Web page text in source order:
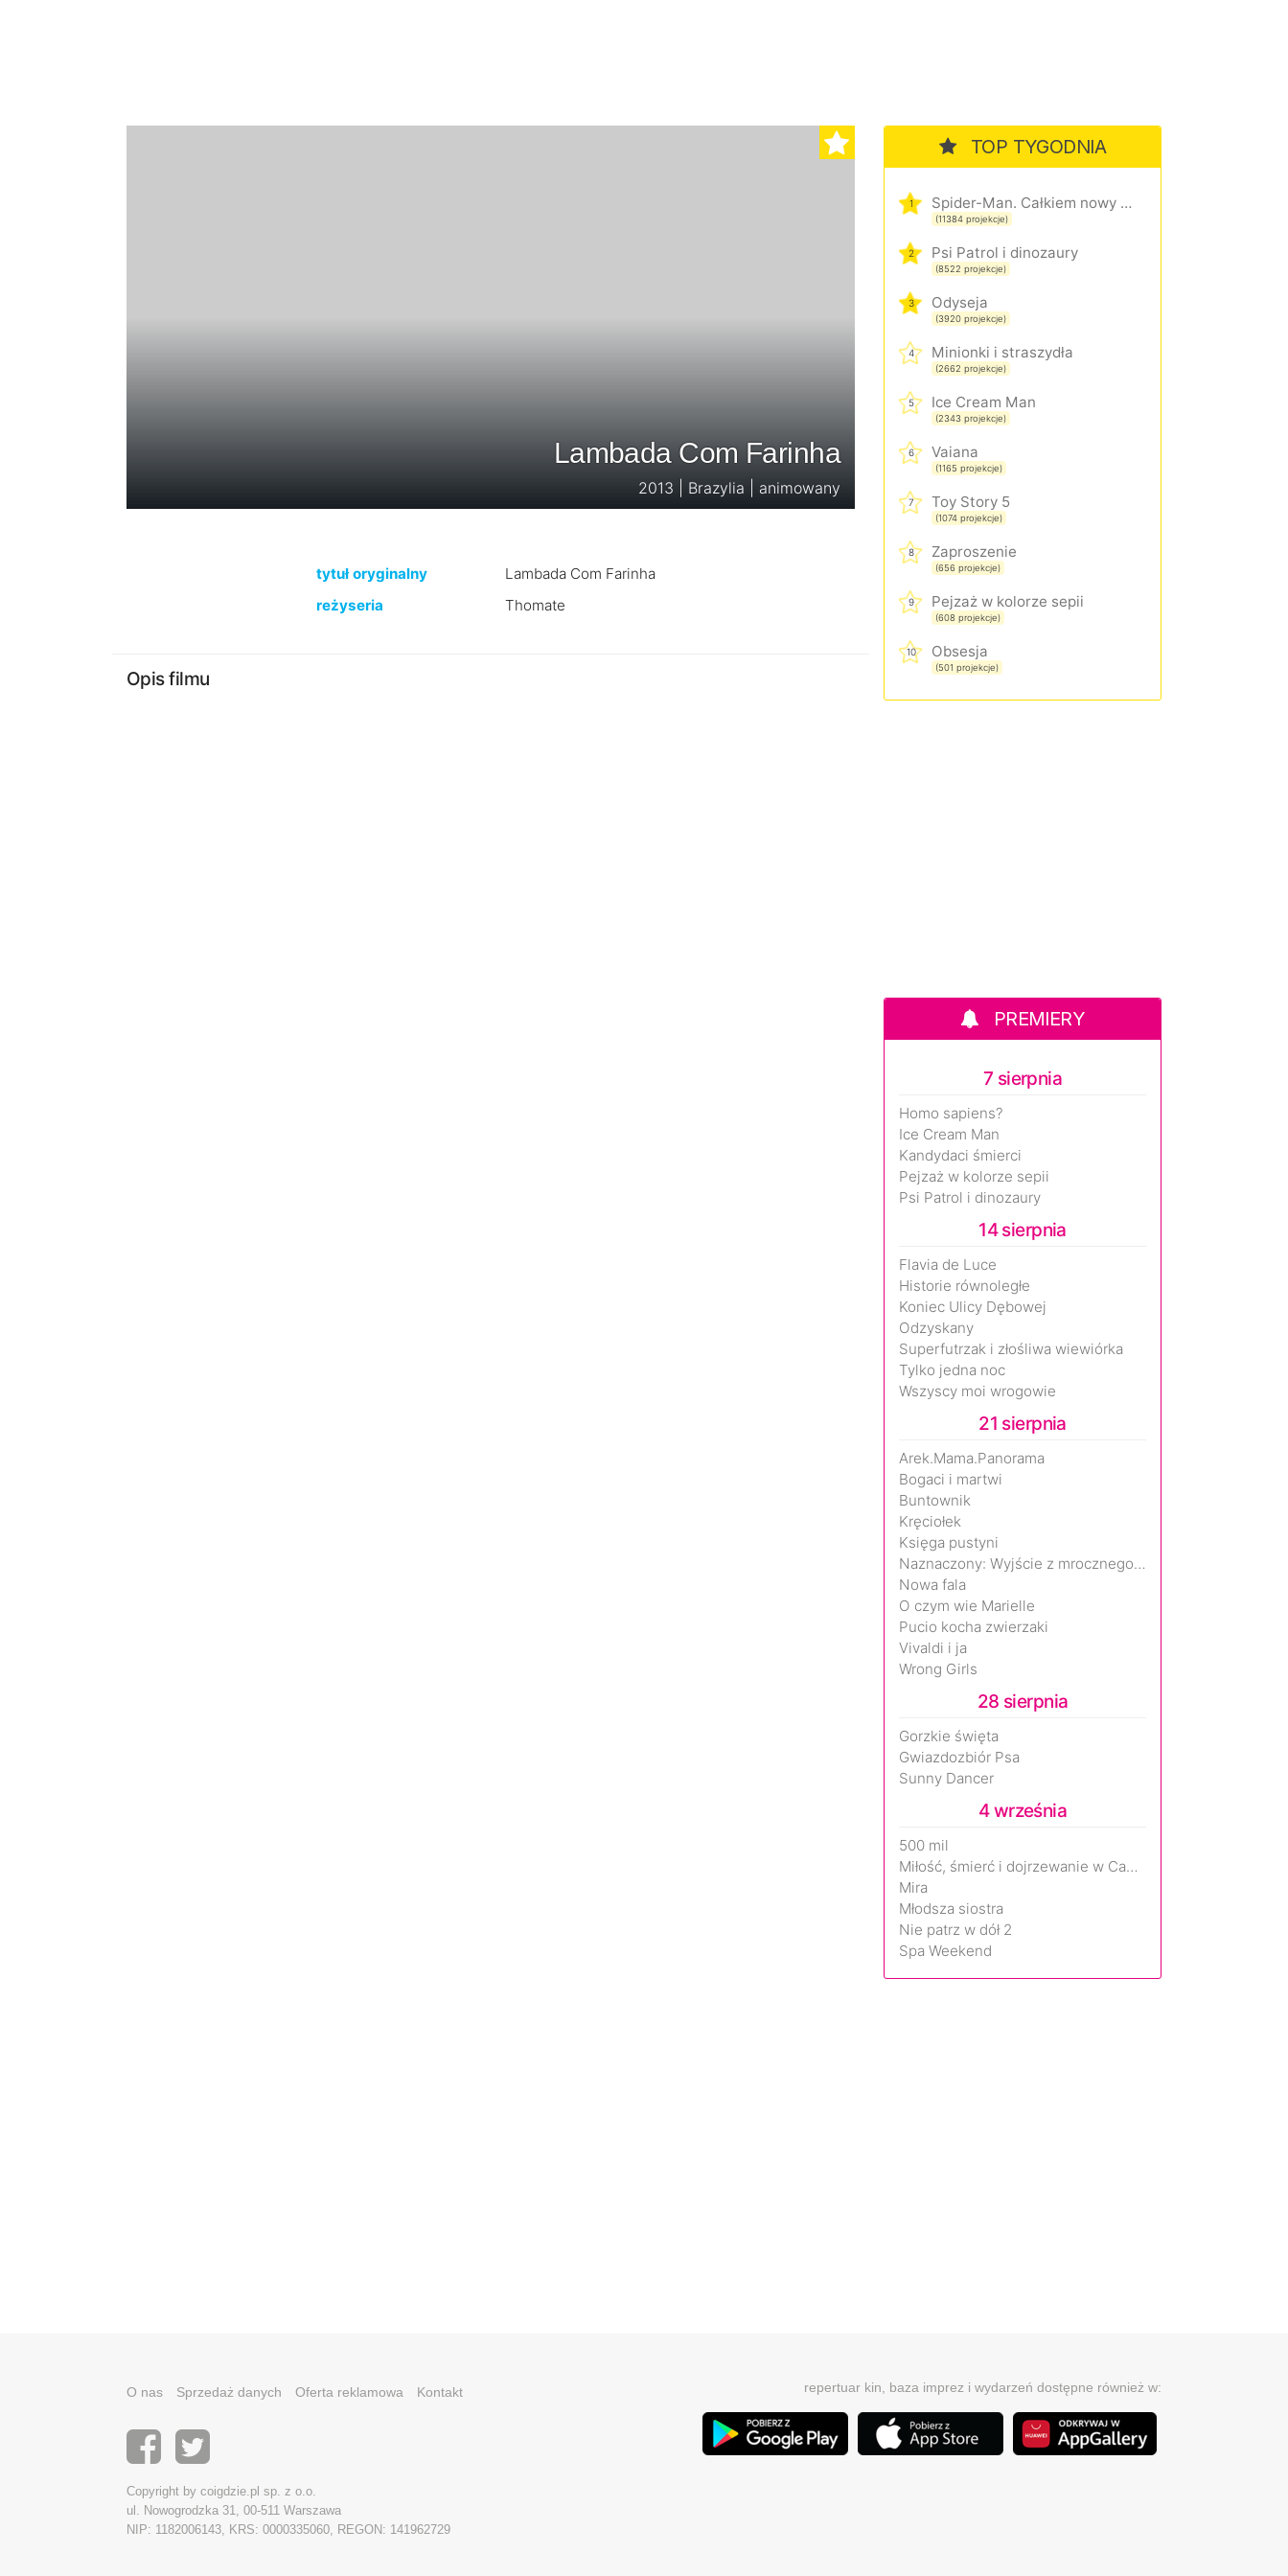
Lambada Com Farinha
2013 | Brazylia | animowany
tytuł oryginalny
Lambada Com Farinha
reżyseria
Thomate
Opis filmu
TOP TYGODNIA
1 Spider-Man. Całkiem nowy dzień
(11384 projekcje)
2 Psi Patrol i dinozaury
(8522 projekcje)
3 Odyseja
(3920 projekcje)
4 Minionki i straszydła
(2662 projekcje)
5 Ice Cream Man
(2343 projekcje)
6 Vaiana
(1165 projekcje)
7 Toy Story 5
(1074 projekcje)
8 Zaproszenie
(656 projekcje)
9 Pejzaż w kolorze sepii
(608 projekcje)
10 Obsesja
(501 projekcje)
PREMIERY
7 sierpnia
Homo sapiens?
Ice Cream Man
Kandydaci śmierci
Pejzaż w kolorze sepii
Psi Patrol i dinozaury
14 sierpnia
Flavia de Luce
Historie równoległe
Koniec Ulicy Dębowej
Odzyskany
Superfutrzak i złośliwa wiewiórka
Tylko jedna noc
Wszyscy moi wrogowie
21 sierpnia
Arek.Mama.Panorama
Bogaci i martwi
Buntownik
Kręciołek
Księga pustyni
Naznaczony: Wyjście z mrocznego wymiaru
Nowa fala
O czym wie Marielle
Pucio kocha zwierzaki
Vivaldi i ja
Wrong Girls
28 sierpnia
Gorzkie święta
Gwiazdozbiór Psa
Sunny Dancer
4 września
500 mil
Miłość, śmierć i dojrzewanie w Camp Miasma
Mira
Młodsza siostra
Nie patrz w dół 2
Spa Weekend
O nas Sprzedaż danych Oferta reklamowa Kontakt
Copyright by coigdzie.pl sp. z o.o.
ul. Nowogrodzka 31, 00-511 Warszawa
NIP: 1182006143, KRS: 0000335060, REGON: 141962729
repertuar kin, baza imprez i wydarzeń dostępne również w: